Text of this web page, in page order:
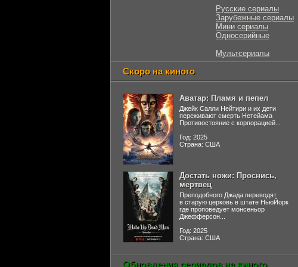
Русские сериалы
Зарубежные сериалы
Мини сериалы
Односерийные
Мультсериалы
Скоро на киного
Аватар: Пламя и пепел
Джейк Салли Нейтири и их дети
переживают смерть Нетейама
Противостояние с корпорацией...
Год: 2025
Страна: США
Достать ножи: Проснись,
мертвец
Преподобного Джада переводят
в старую церковь в штате НьюЙорк
где проповедует монсеньор
Джефферсон...
Год: 2025
Страна: США
Обновления сериалов на киного